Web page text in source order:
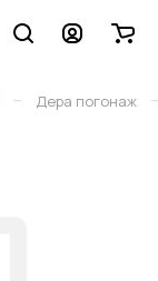
– Дера погонаж